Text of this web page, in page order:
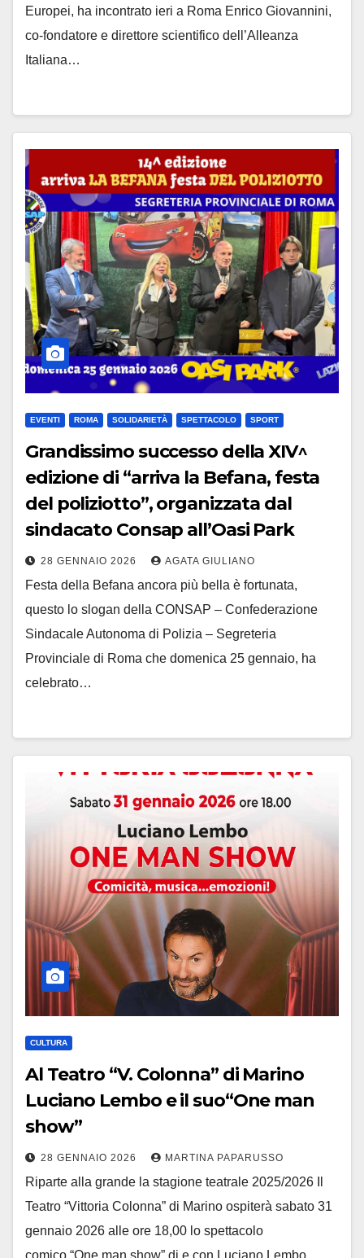
Europei, ha incontrato ieri a Roma Enrico Giovannini,
co-fondatore e direttore scientifico dell’Alleanza
Italiana…
EVENTI ROMA SOLIDARIETÀ SPETTACOLO SPORT
Grandissimo successo della XIV^
edizione di “arriva la Befana, festa
del poliziotto”, organizzata dal
sindacato Consap all’Oasi Park
28 GENNAIO 2026 AGATA GIULIANO
Festa della Befana ancora più bella è fortunata,
questo lo slogan della CONSAP – Confederazione
Sindacale Autonoma di Polizia – Segreteria
Provinciale di Roma che domenica 25 gennaio, ha
celebrato…
CULTURA
Al Teatro “V. Colonna” di Marino
Luciano Lembo e il suo“One man
show”
28 GENNAIO 2026 MARTINA PAPARUSSO
Riparte alla grande la stagione teatrale 2025/2026 Il
Teatro “Vittoria Colonna” di Marino ospiterà sabato 31
gennaio 2026 alle ore 18,00 lo spettacolo
comico “One man show” di e con Luciano Lembo.